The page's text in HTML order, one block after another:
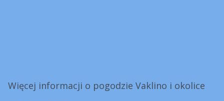
Więcej informacji o pogodzie Vaklino i okolice